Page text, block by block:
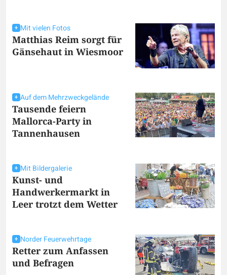
Mit vielen Fotos
Matthias Reim sorgt für
Gänsehaut in Wiesmoor
Auf dem Mehrzweckgelände
Tausende feiern
Mallorca-Party in
Tannenhausen
Mit Bildergalerie
Kunst- und
Handwerkermarkt in
Leer trotzt dem Wetter
Norder Feuerwehrtage
Retter zum Anfassen
und Befragen